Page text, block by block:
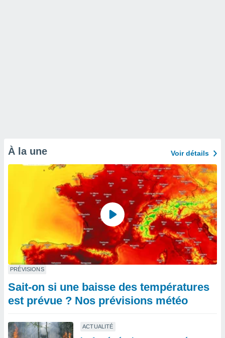
À la une Voir détails
PRÉVISIONS
Sait-on si une baisse des températures
est prévue ? Nos prévisions météo
ACTUALITÉ